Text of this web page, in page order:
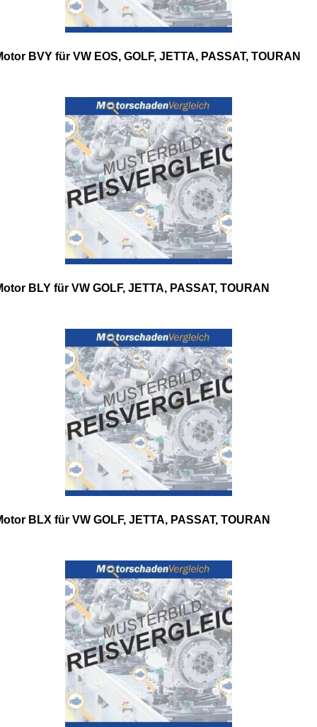
BVY für VW EOS, GOLF, JETTA, PASSAT, TOURAN
BLY für VW GOLF, JETTA, PASSAT, TOURAN
BLX für VW GOLF, JETTA, PASSAT, TOURAN